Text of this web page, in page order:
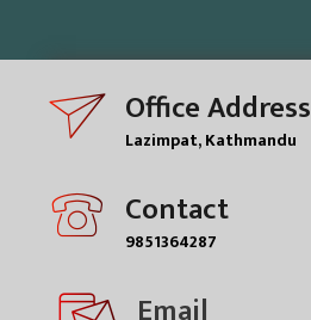
Office Address
Lazimpat, Kathmandu
Contact
9851364287